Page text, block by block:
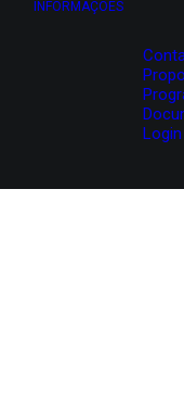
INFORMAÇÕES
Login